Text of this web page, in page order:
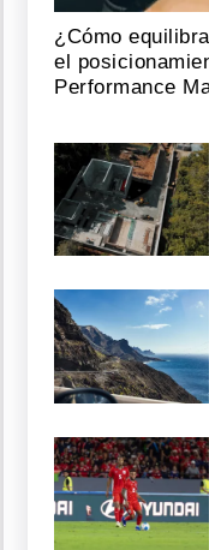
¿Cómo
el
Performance